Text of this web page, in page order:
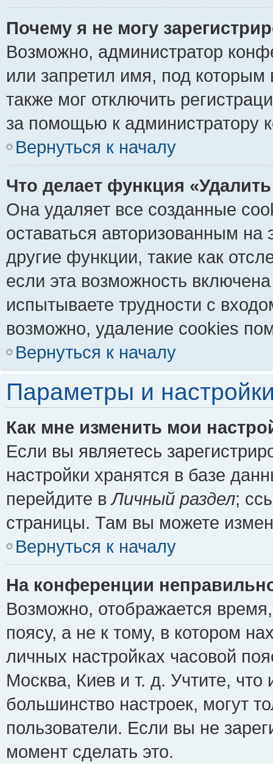
Почему я не могу
Возможно, администратор
или запретил имя, под которым
также мог отключить
за помощью к администратору
Вернуться к началу
Что делает функция
Она удаляет все созданные
оставаться авторизованным
другие функции, такие как
если эта возможность
испытываете трудности с
возможно, удаление cookies
Вернуться к началу
Параметры и
Как мне изменить мои
Если вы являетесь
настройки хранятся в базе
перейдите вЛичный раздел;
страницы. Там вы можете
Вернуться к началу
На конференции
Возможно, отображается
поясу, а не к тому, в котором
личных настройках часовой
Москва, Киев и т. д. Учтите, что
большинство настроек, могут
пользователи. Если вы не
момент сделать это.